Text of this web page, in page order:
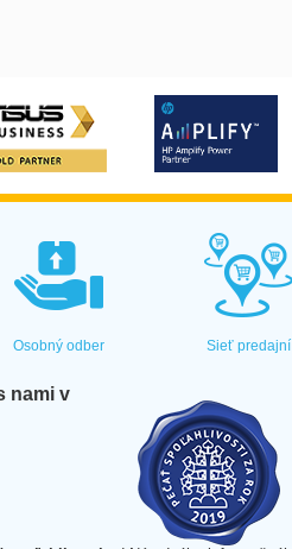
Osobný odber Sieť predajní
nami v